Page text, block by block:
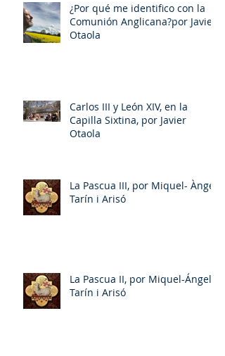
¿Por qué me identifico con la
Comunión Anglicana?por Javier
Otaola
Carlos III y León XIV, en la
Capilla Sixtina, por Javier
Otaola
La Pascua III, por Miquel- Àngel
Tarín i Arisó
La Pascua II, por Miquel-Ángel
Tarín i Arisó